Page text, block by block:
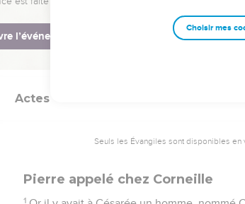
Et il lui donna la main, et la leva ; puis
42 Et cela fut connu dans tout Joppe ; et
Et il arriva qu'il demeura plusieurs jours à
Actes
Seuls les Évangiles sont disponibles en
Pierre appelé chez Corneille
1
Choisir mes